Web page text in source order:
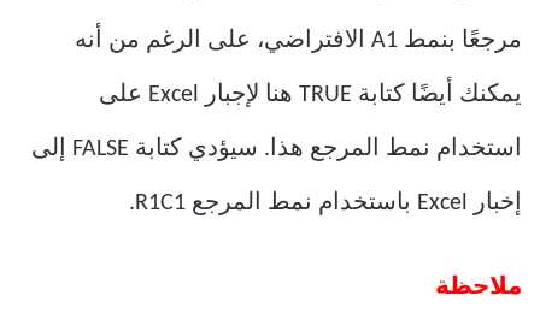
مرجعًا بنمط A1 الافتراضي، على الرغم من أنه
يمكنك أيضًا كتابة TRUE هنا لإجبار Excel على
استخدام نمط المرجع هذا. سيؤدي كتابة FALSE إلى
إخبار Excel باستخدام نمط المرجع R1C1.
ملاحظة